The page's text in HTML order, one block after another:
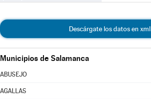
Descárgate los datos en xml
Municipios de Salamanca
ABUSEJO
AGALLAS